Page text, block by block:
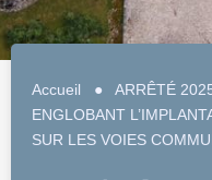
Accueil ● ARRÊTÉ
ENGLOBANT
SUR LES VOIES